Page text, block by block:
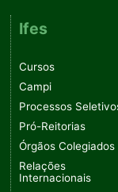
Ifes
Cursos
Campi
Processos
Pró-Reitorias
Órgãos Colegiados
Relações
Internacionais